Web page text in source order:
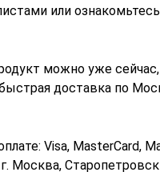
или
можно уже сейчас,
доставка по
Visa, MasterCard,
Москва,